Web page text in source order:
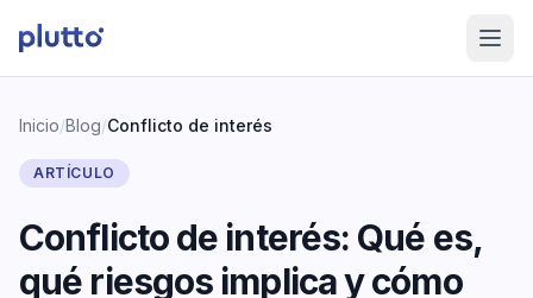
Inicio/Blog/Conflicto de interés
ARTÍCULO
Conflicto de interés: Qué es,
qué riesgos implica y cómo